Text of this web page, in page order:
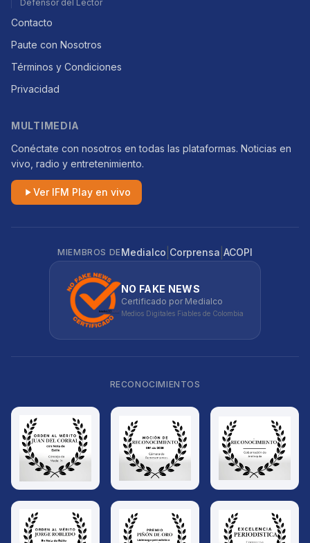
Defensor del Lector
Contacto
Paute con Nosotros
Términos y Condiciones
Privacidad
MULTIMEDIA
Conéctate con nosotros en todas las plataformas. Noticias en
vivo, radio y entretenimiento.
Ver IFM Play en vivo
MIEMBROS DEMedialco Corprensa ACOPI
NO FAKE NEWS
Certificado por Medialco
Medios Digitales Fiables de Colombia
RECONOCIMIENTOS